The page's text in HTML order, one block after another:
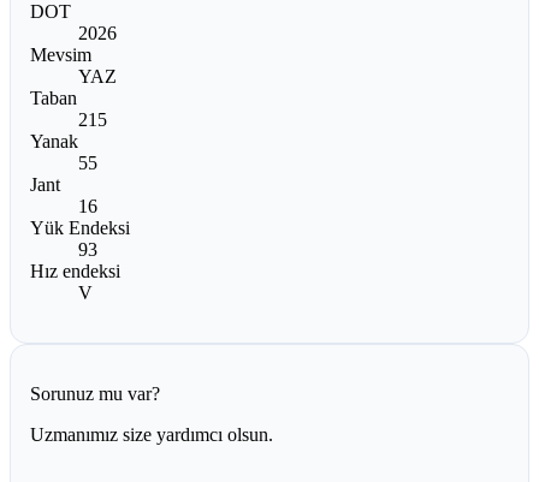
DOT
2026
Mevsim
YAZ
Taban
215
Yanak
55
Jant
16
Yük Endeksi
93
Hız endeksi
V
Sorunuz mu var?
Uzmanımız size yardımcı olsun.